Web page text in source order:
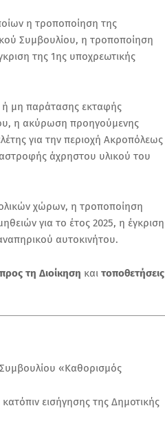
η τροποποίηση της
Συμβουλίου, η τροποποίηση
της 1ης υποχρεωτικής
ή μη παράτασης εκταφής
η ακύρωση προηγούμενης
για την περιοχή Ακροπόλεως
άχρηστου υλικού του
χώρων, η τροποποίηση
για το έτος 2025, η έγκριση
αυτοκινήτου.
τη Διοίκηση και τοποθετήσεις
«Καθορισμός
εισήγησης της Δημοτικής